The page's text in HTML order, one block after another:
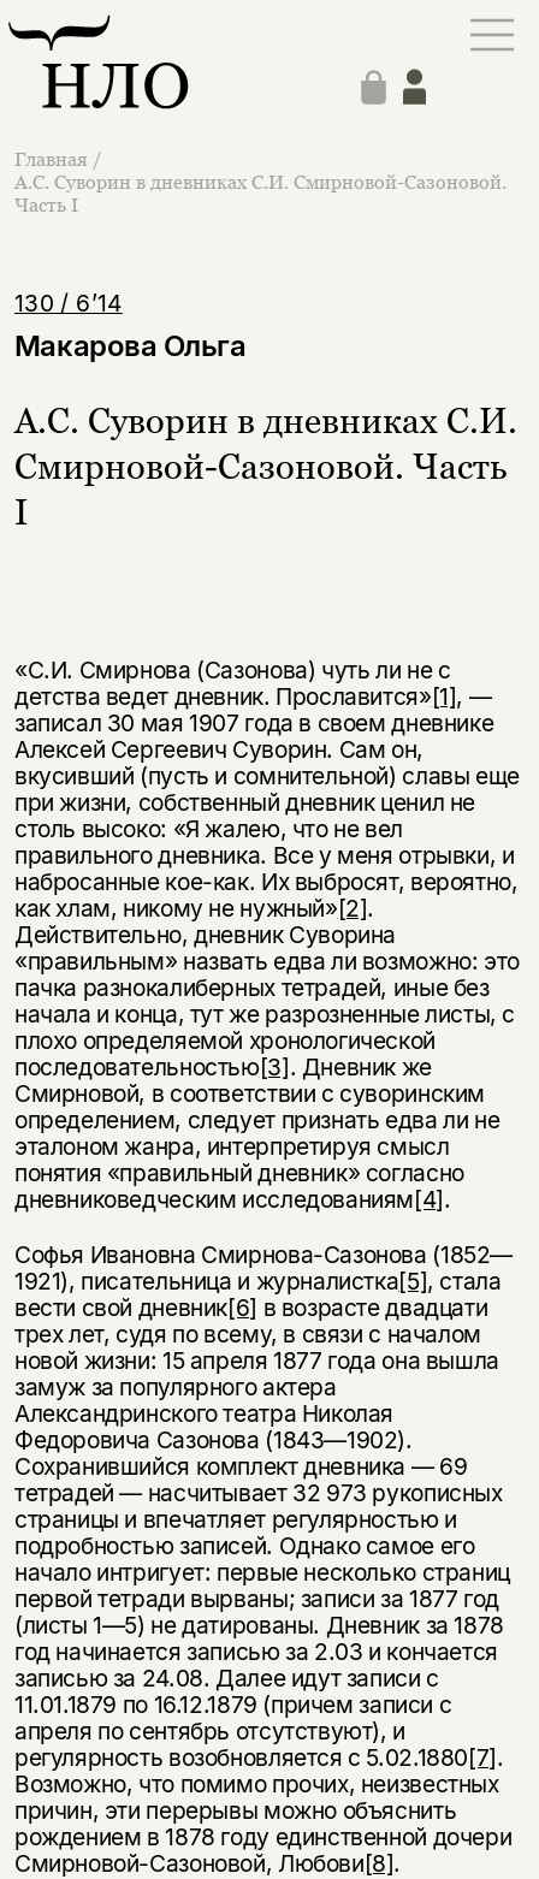
Главная /
А.С. Суворин в дневниках С.И. Смирновой-Сазоновой.
Часть I
130 / 6’14
Макарова Ольга
А.С. Суворин в дневниках С.И.
Смирновой-Сазоновой. Часть
I
«С.И. Смирнова (Сазонова) чуть ли не с
детства ведет дневник. Прославится»[1], —
записал 30 мая 1907 года в своем дневнике
Алексей Сергеевич Суво­рин. Сам он,
вкусивший (пусть и сомнительной) славы еще
при жизни, собст­венный дневник ценил не
столь высоко: «Я жалею, что не вел
правильного дневника. Все у меня отрывки, и
набросанные кое-как. Их выбросят, веро­ятно,
как хлам, никому не нужный»[2].
Действительно, дневник Суворина
«правильным» назвать едва ли возможно: это
пачка разнокалиберных тетра­дей, иные без
начала и конца, тут же разрозненные листы, с
плохо определяемой хронологической
последовательностью[3]. Дневник же
Смирновой, в соответствии с суворинским
определением, следует признать едва ли не
эталоном жанра, интерпретируя смысл
понятия «правильный дневник» со­гласно
дневниковедческим исследованиям[4].
Софья Ивановна Смирнова-Сазонова (1852—
1921), писательница и журналистка[5], стала
вести свой дневник[6] в возрасте двадцати
трех лет, судя по всему, в связи с началом
новой жизни: 15 апреля 1877 года она вышла
замуж за популярного актера
Александринского театра Николая
Федоровича Са­зонова (1843—1902).
Сохранившийся комплект дневника — 69
тетрадей — насчитывает 32 973 рукописных
страницы и впечатляет регулярностью и
подробностью записей. Однако самое его
начало интригует: первые не­сколько страниц
первой тетради вырваны; записи за 1877 год
(листы 1—5) не датированы. Дневник за 1878
год начинается записью за 2.03 и кончается
записью за 24.08. Далее идут записи с
11.01.1879 по 16.12.1879 (причем за­писи с
апреля по сентябрь отсутствуют), и
регулярность возобновляется с 5.02.1880[7].
Возможно, что помимо прочих, неизвестных
причин, эти пере­рывы можно объяснить
рождением в 1878 году единственной дочери
Смир­новой-Сазоновой, Любови[8].